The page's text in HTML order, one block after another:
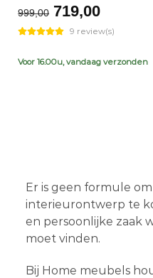
999,00 Original
price
was:
€999,00.
719,00Current
price
is:
9 review(s)
Voor 16.00u, vandaag verzonden
Er is geen formule
interieurontwerp te
en persoonlijke zaak
moet vinden.
Bij Home meubels